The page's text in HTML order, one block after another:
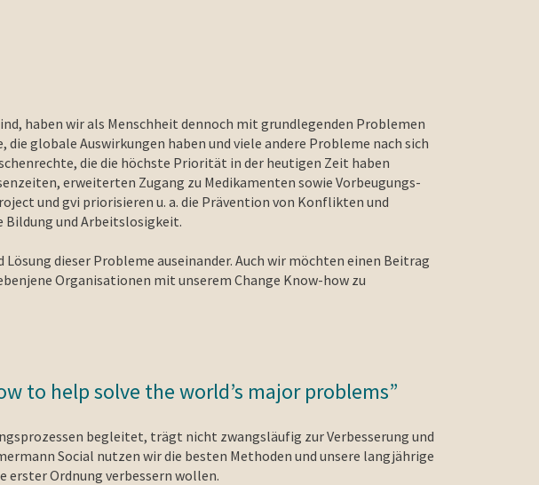
haben wir als Menschheit dennoch mit grundlegenden Problemen
globale Auswirkungen haben und viele andere Probleme nach sich
die die höchste Priorität in der heutigen Zeit haben
erweiterten Zugang zu Medikamenten sowie Vorbeugungs-
und gvi priorisieren u. a. die Prävention von Konflikten und
Bildung und Arbeitslosigkeit.
dieser Probleme auseinander. Auch wir möchten einen Beitrag
Organisationen mit unserem Change Know-how zu
to help solve the world’s major problems”
begleitet, trägt nicht zwangsläufig zur Verbesserung und
Social nutzen wir die besten Methoden und unsere langjährige
Ordnung verbessern wollen.